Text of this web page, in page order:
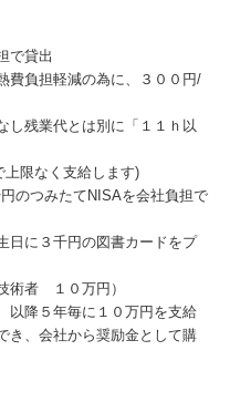
で貸出
費負担軽減の為に、３００円/
し残業代とは別に「１１ｈ以
限なく支給します)
のつみたてNISAを会社負担で
日に３千円の図書カードをプ
術者 １０万円）
以降５年毎に１０万円を支給
き、会社から奨励金として購